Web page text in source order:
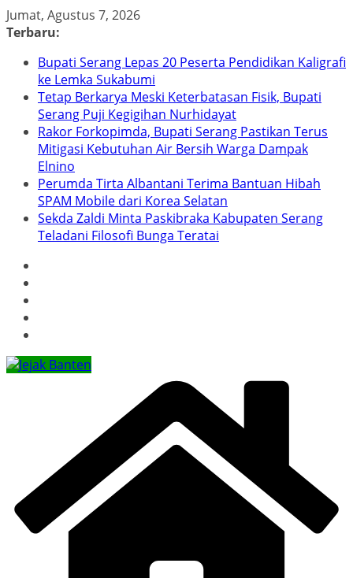
Skip
to
Jumat, Agustus 7, 2026
Terbaru:
Bupati Serang Lepas 20 Peserta Pendidikan Kaligrafi
ke Lemka Sukabumi
Tetap Berkarya Meski Keterbatasan Fisik, Bupati
Serang Puji Kegigihan Nurhidayat
Rakor Forkopimda, Bupati Serang Pastikan Terus
Mitigasi Kebutuhan Air Bersih Warga Dampak
Elnino
Perumda Tirta Albantani Terima Bantuan Hibah
SPAM Mobile dari Korea Selatan
Sekda Zaldi Minta Paskibraka Kabupaten Serang
Teladani Filosofi Bunga Teratai